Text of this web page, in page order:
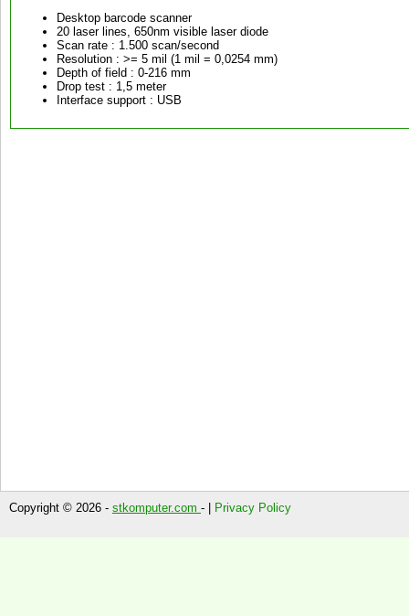
Desktop barcode scanner
20 laser lines, 650nm visible laser diode
Scan rate : 1.500 scan/second
Resolution : >= 5 mil (1 mil = 0,0254 mm)
Depth of field : 0-216 mm
Drop test : 1,5 meter
Interface support : USB
Copyright © 2026 - stkomputer.com - | Privacy Policy